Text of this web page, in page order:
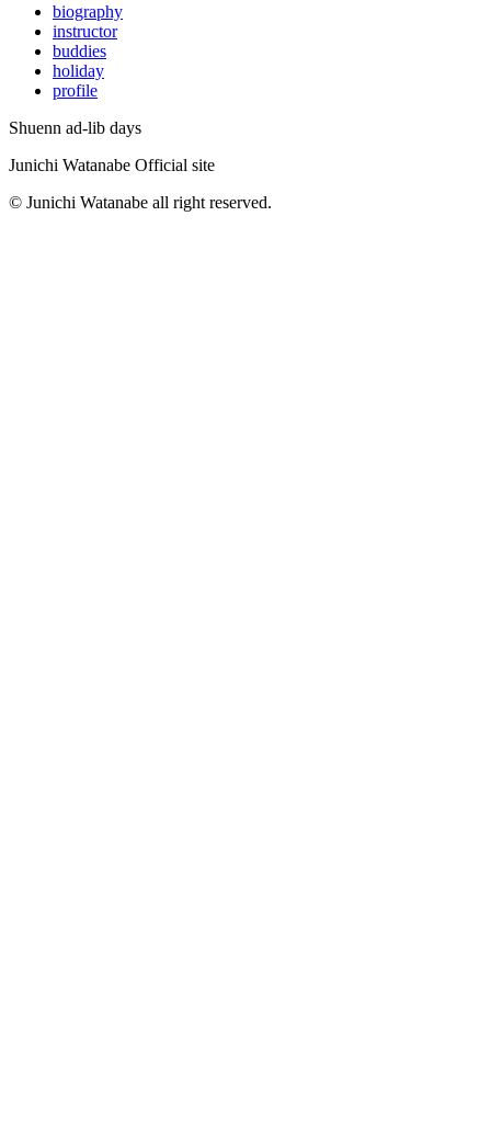
biography
instructor
buddies
holiday
profile
Shuenn ad-lib days
Junichi Watanabe Official site
© Junichi Watanabe all right reserved.